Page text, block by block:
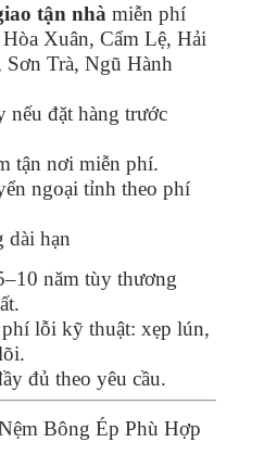
tận nhà miễn phí
Xuân, Cẩm Lệ, Hải
Trà, Ngũ Hành
nếu đặt hàng trước
tận nơi miễn phí.
ngoại tỉnh theo phí
dài hạn
năm tùy thương
lỗi kỹ thuật: xẹp lún,
đủ theo yêu cầu.
Bông Ép Phù Hợp